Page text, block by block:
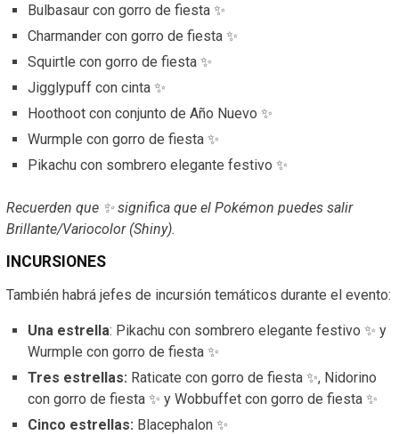
Bulbasaur con gorro de fiesta ✨
Charmander con gorro de fiesta ✨
Squirtle con gorro de fiesta ✨
Jigglypuff con cinta ✨
Hoothoot con conjunto de Año Nuevo ✨
Wurmple con gorro de fiesta ✨
Pikachu con sombrero elegante festivo ✨
Recuerden que ✨ significa que el Pokémon puedes salir
Brillante/Variocolor (Shiny).
INCURSIONES
También habrá jefes de incursión temáticos durante el evento:
Una estrella: Pikachu con sombrero elegante festivo ✨ y
Wurmple con gorro de fiesta ✨
Tres estrellas: Raticate con gorro de fiesta ✨, Nidorino
con gorro de fiesta ✨ y Wobbuffet con gorro de fiesta ✨
Cinco estrellas: Blacephalon ✨